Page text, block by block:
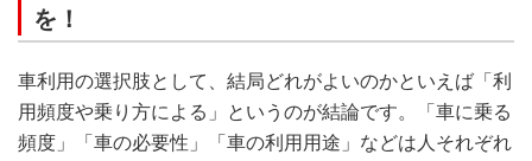
を！
車利用の選択肢として、結局どれがよいのかといえば「利
用頻度や乗り方による」というのが結論です。「車に乗る
頻度」「車の必要性」「車の利用用途」などは人それぞれ